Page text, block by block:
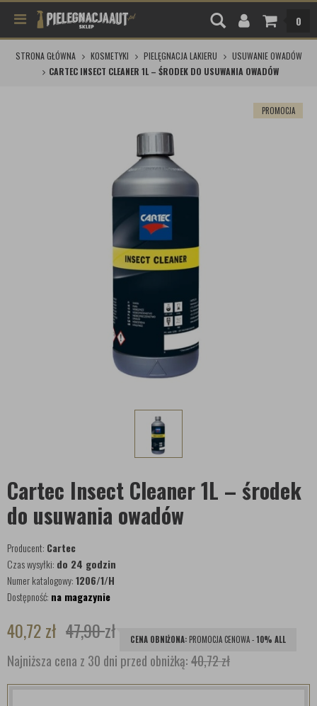
0
STRONA GŁÓWNA KOSMETYKI PIELĘGNACJA LAKIERU
USUWANIE OWADÓW
CARTEC INSECT CLEANER 1L – ŚRODEK DO USUWANIA OWADÓW
PROMOCJA
Cartec Insect Cleaner 1L – środek
do usuwania owadów
Producent: Cartec
Czas wysyłki: do 24 godzin
Numer katalogowy:1206/1/H
Dostępność: na magazynie
40,72zł 47,90zł CENA OBNIŻONA: PROMOCJA CENOWA -10% ALL
Najniższa cena z 30 dni przed obniżką:40,72 zł